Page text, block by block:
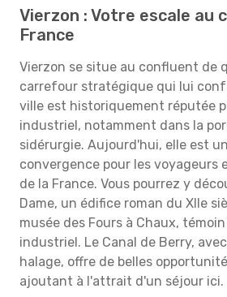
Vierzon : Votre escale au
France
Vierzon se situe au confluent de
carrefour stratégique qui lui
ville est historiquement réputée
industriel, notamment dans la
sidérurgie. Aujourd'hui, elle est
convergence pour les voyageurs
de la France. Vous pourrez y
Dame, un édifice roman du XIIe
musée des Fours à Chaux,
industriel. Le Canal de Berry,
halage, offre de belles
ajoutant à l'attrait d'un séjour ici.